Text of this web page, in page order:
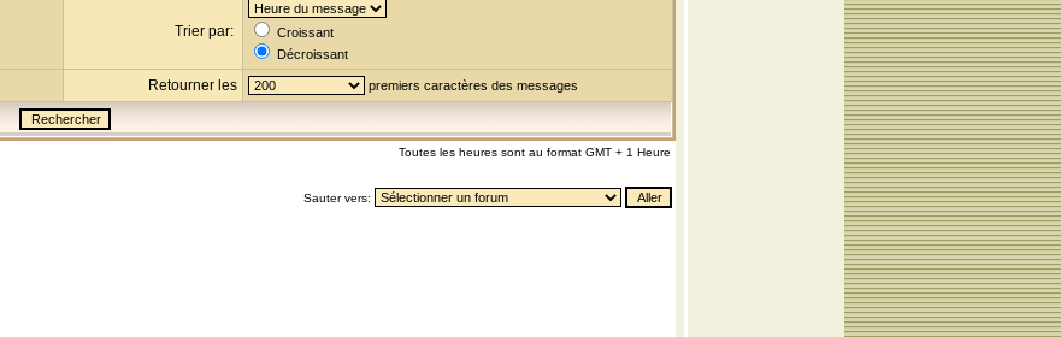
Trier par:
Croissant
Décroissant
Retourner les premiers caractères des messages
Toutes les heures sont au format GMT + 1 Heure
Sauter vers: